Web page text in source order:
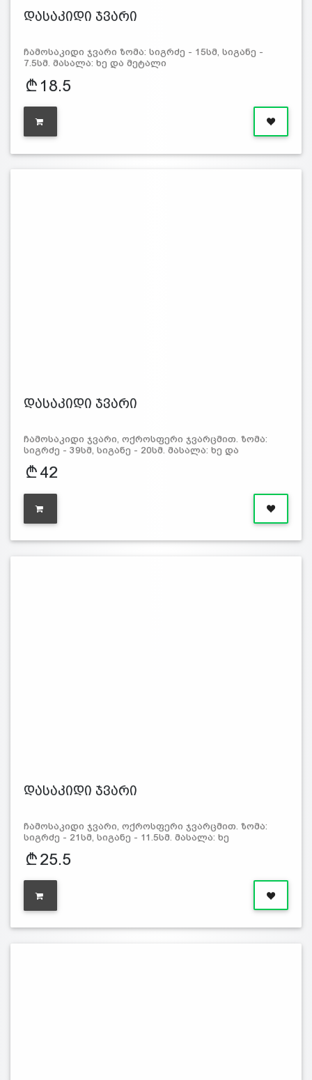
დასაკიდი ჯვარი
ჩამოსაკიდი ჯვარი ზომა: სიგრძე - 15სმ, სიგანე -
7.5სმ. მასალა: ხე და მეტალი
18.5
დასაკიდი ჯვარი
ჩამოსაკიდი ჯვარი, ოქროსფერი ჯვარცმით. ზომა:
სიგრძე - 39სმ, სიგანე - 20სმ. მასალა: ხე და
42
დასაკიდი ჯვარი
ჩამოსაკიდი ჯვარი, ოქროსფერი ჯვარცმით. ზომა:
სიგრძე - 21სმ, სიგანე - 11.5სმ. მასალა: ხე
25.5